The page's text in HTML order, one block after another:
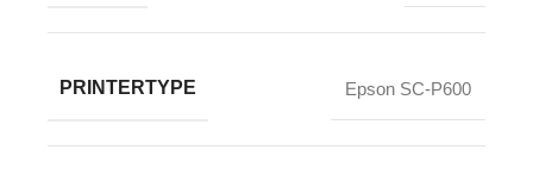
PRINTERTYPE Epson SC-P600